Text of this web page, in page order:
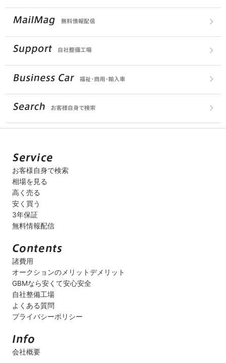
お客様自身で検索
相場を見る
高く売る
安く買う
3年保証
無料情報配信
諸費用
オークションのメリットデメリット
GBMなら安くて安心安全
自社整備工場
よくある質問
プライバシーポリシー
会社概要